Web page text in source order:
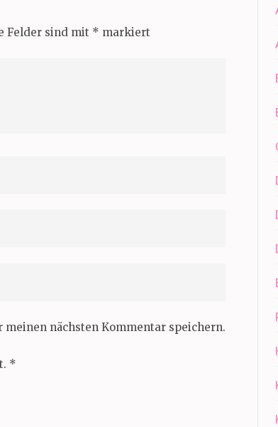
Felder sind mit * markiert
meinen nächsten Kommentar speichern.
*